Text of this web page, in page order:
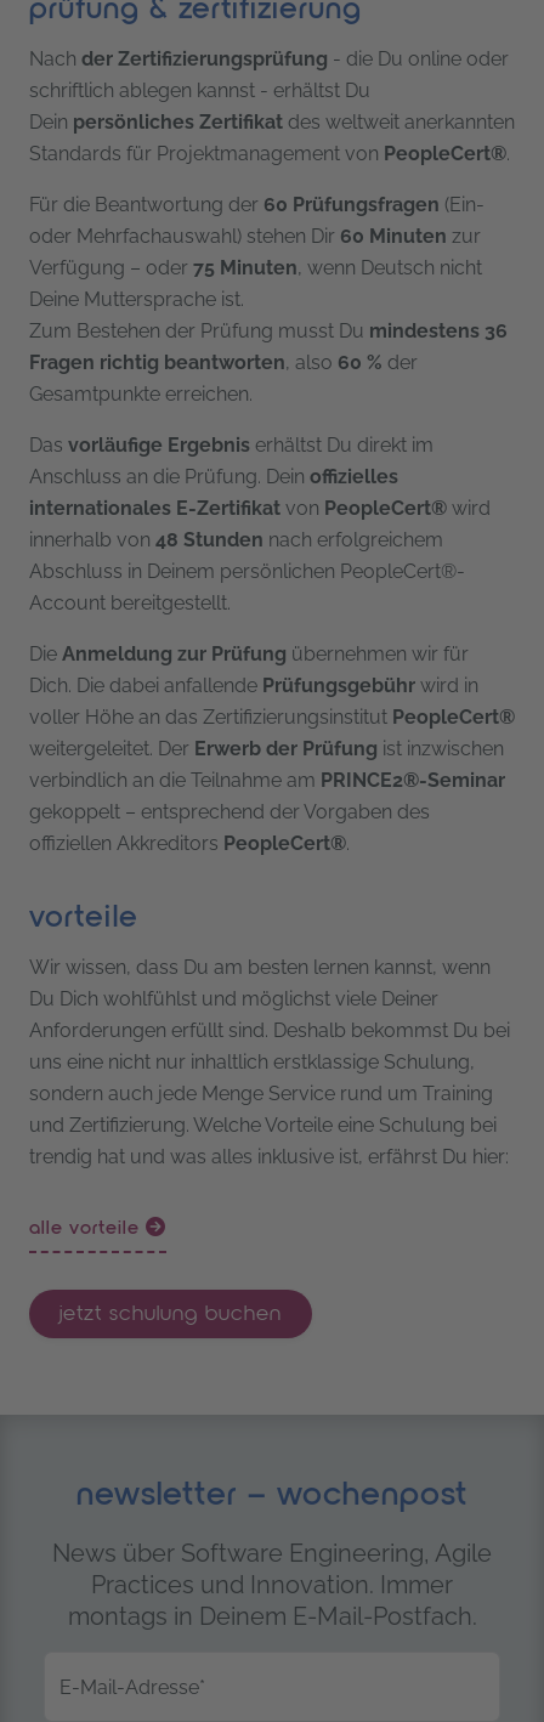
prüfung & zertifizierung
Nach der Zertifizierungsprüfung - die Du online oder
schriftlich ablegen kannst - erhältst Du
Dein persönliches Zertifikat des weltweit anerkannten
Standards für Projektmanagement von PeopleCert®.
Für die Beantwortung der 60 Prüfungsfragen (Ein-
oder Mehrfachauswahl) stehen Dir 60 Minuten zur
Verfügung – oder 75 Minuten, wenn Deutsch nicht
Deine Muttersprache ist.
Zum Bestehen der Prüfung musst Du mindestens 36
Fragen richtig beantworten, also 60 % der
Gesamtpunkte erreichen.
Das vorläufige Ergebnis erhältst Du direkt im
Anschluss an die Prüfung. Dein offizielles
internationales E-Zertifikat von PeopleCert® wird
innerhalb von 48 Stunden nach erfolgreichem
Abschluss in Deinem persönlichen PeopleCert®-
Account bereitgestellt.
Die Anmeldung zur Prüfung übernehmen wir für
Dich. Die dabei anfallende Prüfungsgebühr wird in
voller Höhe an das Zertifizierungsinstitut PeopleCert®
weitergeleitet. Der Erwerb der Prüfung ist inzwischen
verbindlich an die Teilnahme am PRINCE2®-Seminar
gekoppelt – entsprechend der Vorgaben des
offiziellen Akkreditors PeopleCert®.
vorteile
Wir wissen, dass Du am besten lernen kannst, wenn
Du Dich wohlfühlst und möglichst viele Deiner
Anforderungen erfüllt sind. Deshalb bekommst Du bei
uns eine nicht nur inhaltlich erstklassige Schulung,
sondern auch jede Menge Service rund um Training
und Zertifizierung. Welche Vorteile eine Schulung bei
trendig hat und was alles inklusive ist, erfährst Du hier:
alle vorteile
jetzt schulung buchen
newsletter – wochenpost
News über Software Engineering, Agile
Practices und Innovation. Immer
montags in Deinem E-Mail-Postfach.
E-Mail-Adresse*